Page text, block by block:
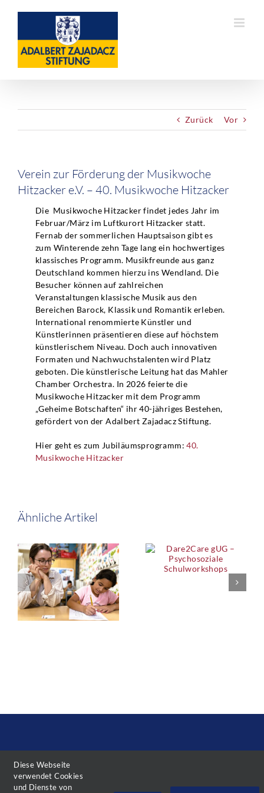
Zurück Vor
Verein zur Förderung der Musikwoche
Hitzacker e.V. – 40. Musikwoche Hitzacker
Die Musikwoche Hitzacker findet jedes Jahr im
Februar/März im Luftkurort Hitzacker statt.
Fernab der sommerlichen Hauptsaison gibt es
zum Winterende zehn Tage lang ein hochwertiges
klassisches Programm. Musikfreunde aus ganz
Deutschland kommen hierzu ins Wendland. Die
Besucher können auf zahlreichen
Veranstaltungen klassische Musik aus den
Bereichen Barock, Klassik und Romantik erleben.
International renommierte Künstler und
Künstlerinnen präsentieren diese auf höchstem
künstlerischem Niveau. Doch auch innovativen
Formaten und Nachwuchstalenten wird Platz
geboten. Die künstlerische Leitung hat das Mahler
Chamber Orchestra. In 2026 feierte die
Musikwoche Hitzacker mit dem Programm
„Geheime Botschaften“ ihr 40-jähriges Bestehen,
gefördert von der Adalbert Zajadacz Stiftung.
Hier geht es zum Jubiläumsprogramm:40.
Musikwoche Hitzacker
Ähnliche Artikel
Kontakt
Diese Webseite
verwendet Cookies
und Dienste von